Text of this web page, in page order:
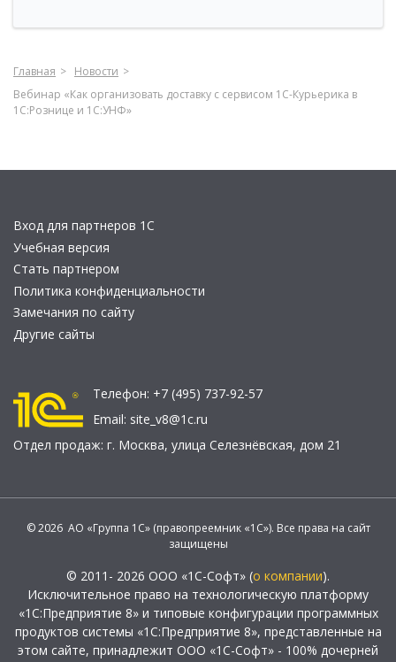
Главная
Новости
Вебинар «Как организовать доставку с сервисом 1С-Курьерика в
1С:Рознице и 1С:УНФ»
Вход для партнеров 1С
Учебная версия
Стать партнером
Политика конфиденциальности
Замечания по сайту
Другие сайты
Телефон: +7 (495) 737-92-57
Email: site_v8@1c.ru
Отдел продаж: г. Москва, улица Селезнёвская, дом 21
© 2026 АО «Группа 1С» (правопреемник «1С»). Все права на сайт
защищены
© 2011- 2026 ООО «1С-Софт» (о компании).
Исключительное право на технологическую платформу
«1С:Предприятие 8» и типовые конфигурации программных
продуктов системы «1С:Предприятие 8», представленные на
этом сайте, принадлежит ООО «1С-Софт» - 100% дочерней